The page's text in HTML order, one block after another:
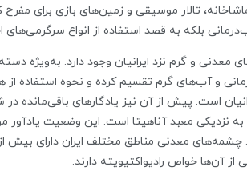
تالار موسیقی و زمین‌های بازی برای
بلکه به قصد استفاده از انواع
معدنی و گرم نزد ایرانیان وجود دارد. به‌ویژه
و آب‌های گرم تقسیم کرده و نحوه استفاده از
است. پیش از آن نیز یادگارهای باقی‌مانده
نزدیکی معبد آناهیتا است. این وضعیت یادآور
آن‌ها خواص رادیواکتیویته دارند.